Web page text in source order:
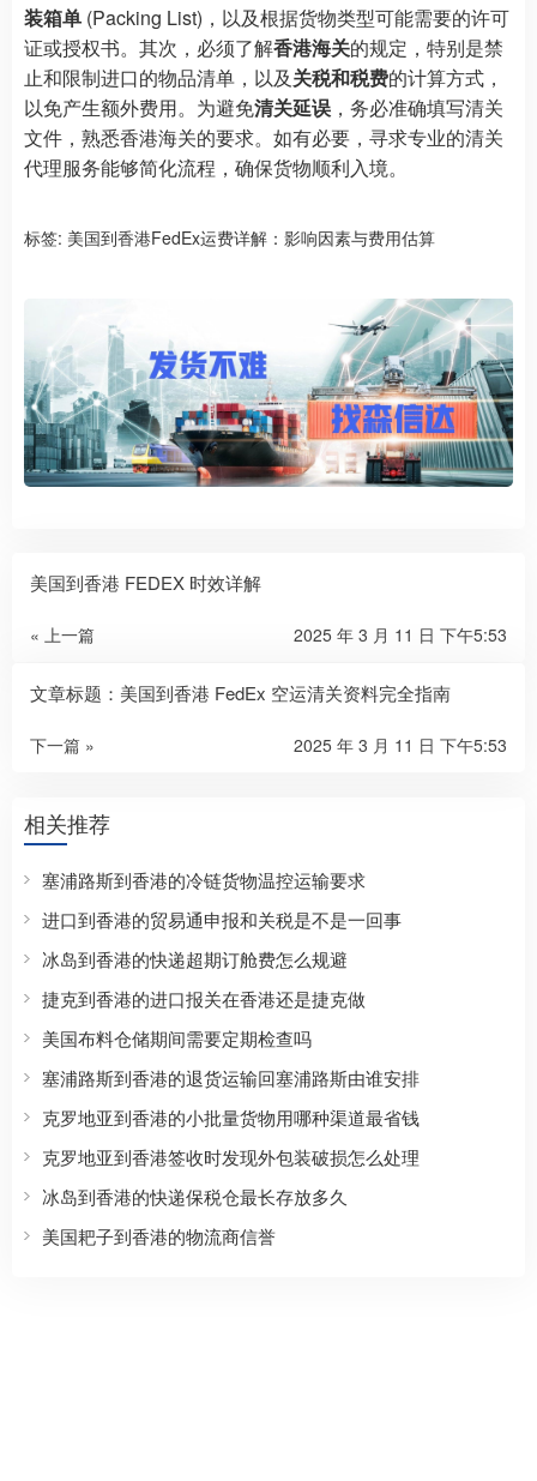
装箱单 (Packing List)，以及根据货物类型可能需要的许可
证或授权书。其次，必须了解香港海关的规定，特别是禁
止和限制进口的物品清单，以及关税和税费的计算方式，
以免产生额外费用。为避免清关延误 ，务必准确填写清关
文件，熟悉香港海关的要求。如有必要，寻求专业的清关
代理服务能够简化流程，确保货物顺利入境。
标签: 美国到香港FedEx运费详解：影响因素与费用估算
美国到香港 FEDEX 时效详解
« 上一篇 2025 年 3 月 11 日 下午5:53
文章标题：美国到香港 FedEx 空运清关资料完全指南
下一篇 » 2025 年 3 月 11 日 下午5:53
相关推荐
塞浦路斯到香港的冷链货物温控运输要求
进口到香港的贸易通申报和关税是不是一回事
冰岛到香港的快递超期订舱费怎么规避
捷克到香港的进口报关在香港还是捷克做
美国布料仓储期间需要定期检查吗
塞浦路斯到香港的退货运输回塞浦路斯由谁安排
克罗地亚到香港的小批量货物用哪种渠道最省钱
克罗地亚到香港签收时发现外包装破损怎么处理
冰岛到香港的快递保税仓最长存放多久
美国耙子到香港的物流商信誉